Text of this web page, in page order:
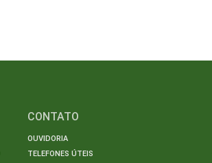
CONTATO
OUVIDORIA
TELEFONES ÚTEIS